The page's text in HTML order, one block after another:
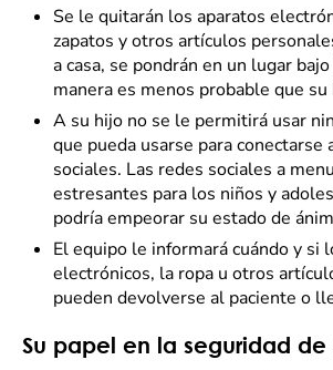
Se le quitarán los aparatos
zapatos y otros artículos
a casa, se pondrán en un lugar
manera es menos probable que su
A su hijo no se le permitirá usar
que pueda usarse para conectarse
sociales. Las redes sociales a
estresantes para los niños y
podría empeorar su estado de
El equipo le informará cuándo y si
electrónicos, la ropa u otros
pueden devolverse al paciente o
Su papel en la seguridad de